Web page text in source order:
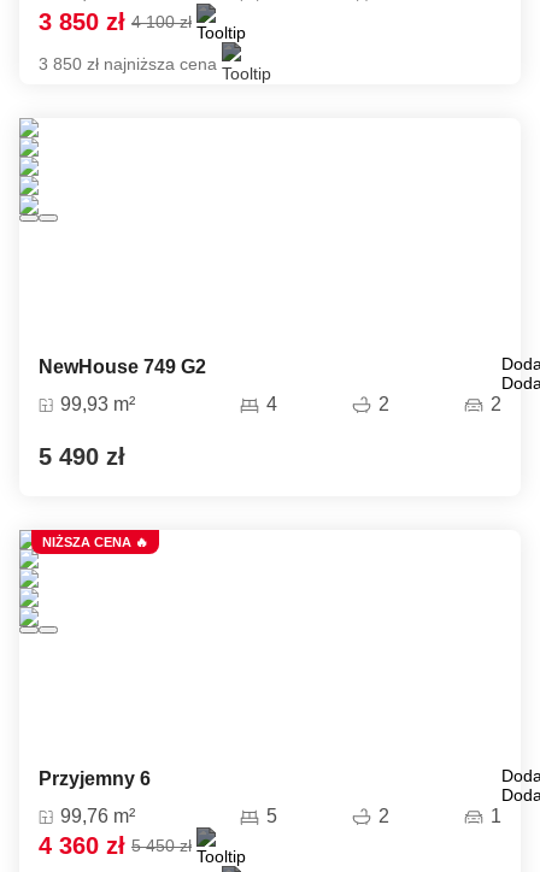
3 850 zł 4 100 zł
3 850 zł najniższa cena
NewHouse 749 G2
99,93 m² 4 2 2
5 490 zł
Przyjemny 6
99,76 m² 5 2 1
4 360 zł 5 450 zł
NIŻSZA CENA 🔥